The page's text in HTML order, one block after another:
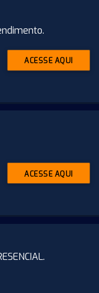
ACESSE AQUI
ACESSE AQUI